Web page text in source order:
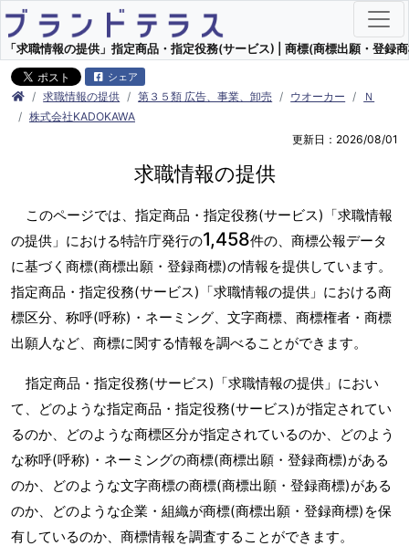
「求職情報の提供」指定商品・指定役務(サービス) | 商標(商標出願・登録
シェア
求職情報の提供 第３５類 広告、事業、卸売 ウオーカー
Ｎ
株式会社KADOKAWA
更新日：2026/08/01
求職情報の提供
このページでは、指定商品・指定役務(サービス)「求職情報
の提供」における特許庁発行の1,458件の、商標公報データ
に基づく商標(商標出願・登録商標)の情報を提供しています。
指定商品・指定役務(サービス)「求職情報の提供」における商
標区分、称呼(呼称)・ネーミング、文字商標、商標権者・商標
出願人など、商標に関する情報を調べることができます。
指定商品・指定役務(サービス)「求職情報の提供」におい
て、どのような指定商品・指定役務(サービス)が指定されてい
るのか、どのような商標区分が指定されているのか、どのよう
な称呼(呼称)・ネーミングの商標(商標出願・登録商標)がある
のか、どのような文字商標の商標(商標出願・登録商標)がある
のか、どのような企業・組織が商標(商標出願・登録商標)を保
有しているのか、商標情報を調査することができます。